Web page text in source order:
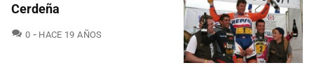
Cerdeña
0 COMENTARIOS
HACE 19 AÑOS